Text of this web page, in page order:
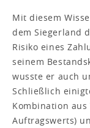
Mit diesem
dem Siegerland
Risiko eines
seinem
wusste er auch
Schließlich
Kombination aus
Auftragswerts)